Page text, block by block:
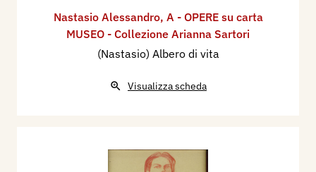
Nastasio Alessandro, A - OPERE su carta
MUSEO - Collezione Arianna Sartori
(Nastasio) Albero di vita
Visualizza scheda